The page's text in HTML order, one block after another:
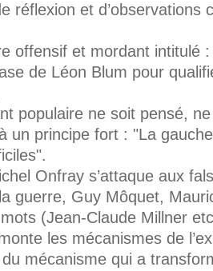
réflexion et d’observations
offensif et mordant intitulé
de Léon Blum pour
populaire ne soit pensé, ne
un principe fort : "La
Onfray s’attaque aux
guerre, Guy Môquet,
(Jean-Claude Millner
les mécanismes de
mécanisme qui a